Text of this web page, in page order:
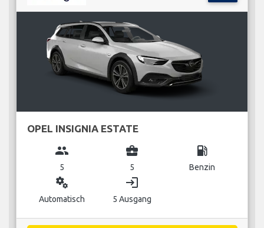
OPEL INSIGNIA ESTATE
group
5
business_center
5
local_gas_station
Benzin
miscellaneous_services
Automatisch
login
5 Ausgang